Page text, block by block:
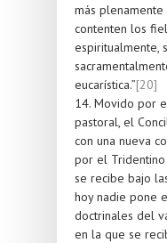
más plenamente
contenten los
espiritualmente,
eucarística.”[20]
14. Movido por
pastoral, el
con una nueva
por el Tridentino
se recibe bajo
hoy nadie pone
doctrinales del
en la que se